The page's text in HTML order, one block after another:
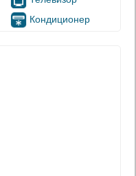
Кондиционер